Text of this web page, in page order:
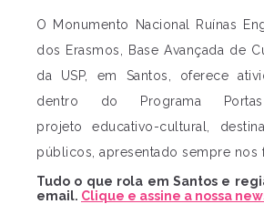
O Monumento Nacional Ruínas
dos Erasmos, Base Avançada de
da USP, em Santos, oferece
dentro do Programa
projeto educativo-cultural,
públicos, apresentado sempre nos
Tudo o que rola em Santos e
email. Clique e assine a nossa